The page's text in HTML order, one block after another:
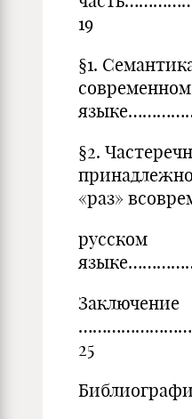
19
§1.
§2.
«раз»
русском
Заключение
25